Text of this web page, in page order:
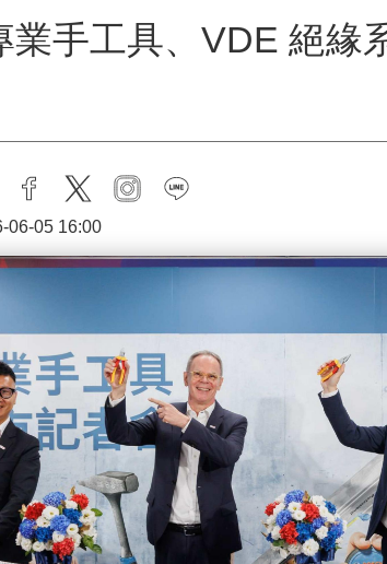
業手工具、VDE 絕緣
facebook
twitter instagram
06-05 16:00